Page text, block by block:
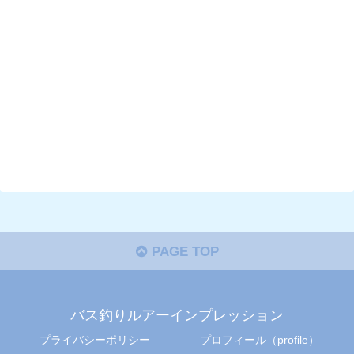
PAGE TOP
バス釣りルアーインプレッション
プライバシーポリシー プロフィール（profile）